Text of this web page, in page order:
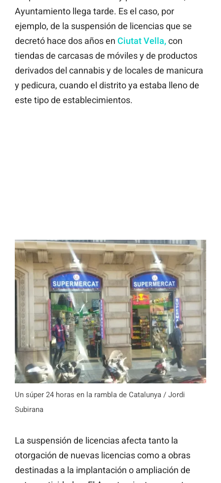
Ayuntamiento llega tarde. Es el caso, por
ejemplo, de la suspensión de licencias que se
decretó hace dos años en Ciutat Vella, con
tiendas de carcasas de móviles y de productos
derivados del cannabis y de locales de manicura
y pedicura, cuando el distrito ya estaba lleno de
este tipo de establecimientos.
Un súper 24 horas en la rambla de Catalunya / Jordi
Subirana
La suspensión de licencias afecta tanto la
otorgación de nuevas licencias como a obras
destinadas a la implantación o ampliación de